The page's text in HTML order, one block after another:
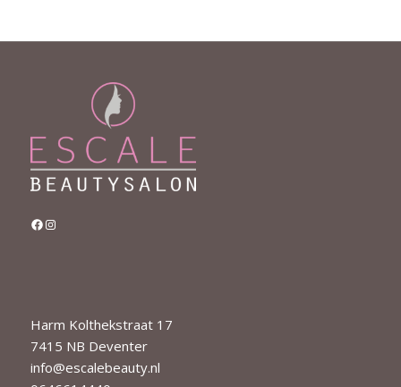
Facebook
Instagram
Harm Kolthekstraat 17
7415 NB Deventer
info@escalebeauty.nl